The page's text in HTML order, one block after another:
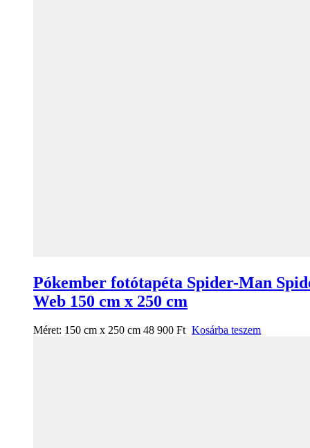
Pókember fotótapéta Spider-Man
Web 150 cm x 250 cm
Méret: 150 cm x 250 cm 48 900 Ft Kosárba teszem